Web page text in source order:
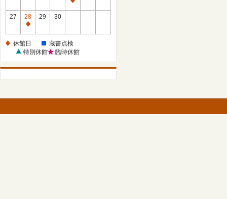
休
27
28
休
日
29 30
休館日
蔵書点検
特別休館
臨時休館